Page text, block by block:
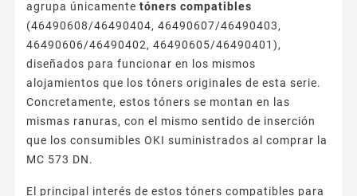
agrupa únicamente tóners compatibles
(46490608/46490404, 46490607/46490403,
46490606/46490402, 46490605/46490401),
diseñados para funcionar en los mismos
alojamientos que los tóners originales de esta serie.
Concretamente, estos tóners se montan en las
mismas ranuras, con el mismo sentido de inserción
que los consumibles OKI suministrados al comprar la
MC 573 DN.
El principal interés de estos tóners compatibles para